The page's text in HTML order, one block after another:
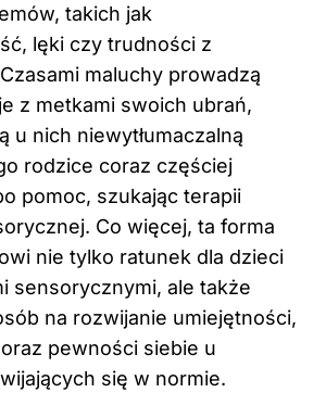
takich jak
lęki czy trudności z
maluchy prowadzą
z metkami swoich ubrań,
u nich niewytłumaczalną
rodzice coraz częściej
pomoc, szukając terapii
Co więcej, ta forma
nie tylko ratunek dla dzieci
sensorycznymi, ale także
na rozwijanie umiejętności,
pewności siebie u
się w normie.